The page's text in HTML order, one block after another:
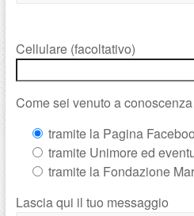
Cellulare (facoltativo)
Come sei venuto a
tramite la Pagina
tramite Unimore ed
tramite la Fondazione
Lascia qui il tuo messaggio